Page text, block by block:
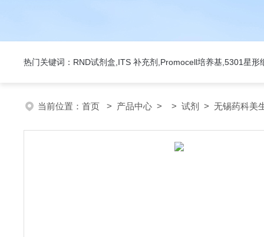
热门关键词：RND试剂盒,ITS 补充剂,Promocell培养基,5301星形
当前位置： 首页 > 产品中心 > > 试剂 > 无锡药科美